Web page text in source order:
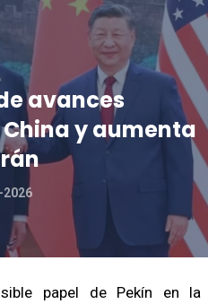
avances
y aumenta
2026
papel de Pekín en la